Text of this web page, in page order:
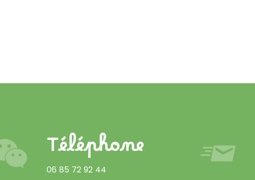
Téléphone
06 85 72 92 44